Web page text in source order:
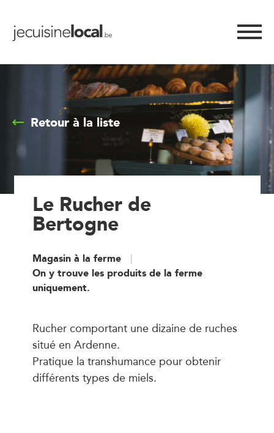
Retour à la liste
Le Rucher de
Bertogne
Magasin à la ferme
On y trouve les produits de la ferme
uniquement.
Rucher comportant une dizaine de ruches
situé en Ardenne.
Pratique la transhumance pour obtenir
différents types de miels.